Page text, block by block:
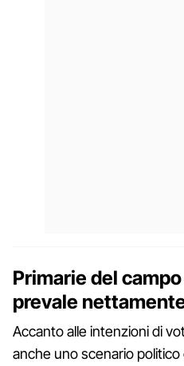
Primarie del
prevale
Accanto alle intenzioni di
anche uno scenario